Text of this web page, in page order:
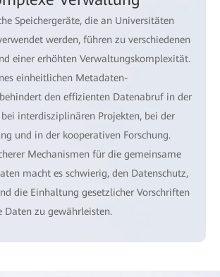
Speichergeräte, die an Universitäten
werden, führen zu verschiedenen
einer erhöhten Verwaltungskomplexität.
einheitlichen Metadaten-
den effizienten Datenabruf in der
bei interdisziplinären Projekten, bei der
und in der kooperativen Forschung.
Mechanismen für die gemeinsame
macht es schwierig, den Datenschutz,
die Einhaltung gesetzlicher Vorschriften
Daten zu gewährleisten.